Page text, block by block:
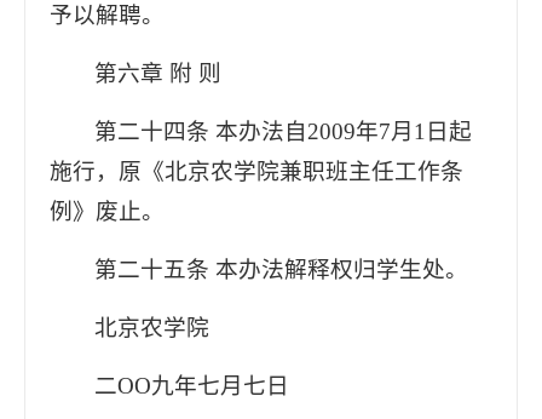
予以解聘。
第六章 附 则
第二十四条 本办法自2009年7月1日起
施行，原《北京农学院兼职班主任工作条
例》废止。
第二十五条 本办法解释权归学生处。
北京农学院
二ΟΟ九年七月七日